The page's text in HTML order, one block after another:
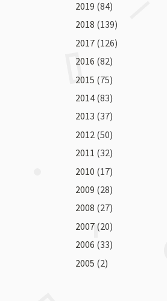
2019 (84)
2018 (139)
2017 (126)
2016 (82)
2015 (75)
2014 (83)
2013 (37)
2012 (50)
2011 (32)
2010 (17)
2009 (28)
2008 (27)
2007 (20)
2006 (33)
2005 (2)